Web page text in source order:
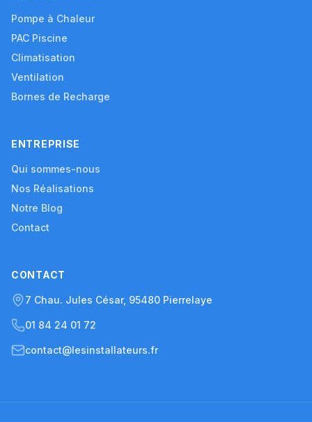
Pompe à Chaleur
PAC Piscine
Climatisation
Ventilation
Bornes de Recharge
ENTREPRISE
Qui sommes-nous
Nos Réalisations
Notre Blog
Contact
CONTACT
7 Chau. Jules César, 95480 Pierrelaye
01 84 24 01 72
contact@lesinstallateurs.fr